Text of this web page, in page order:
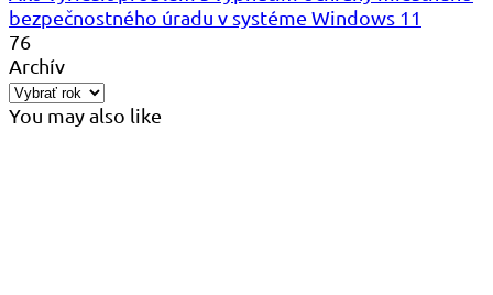
bezpečnostného úradu v systéme Windows 11
76
Archív
You may also like